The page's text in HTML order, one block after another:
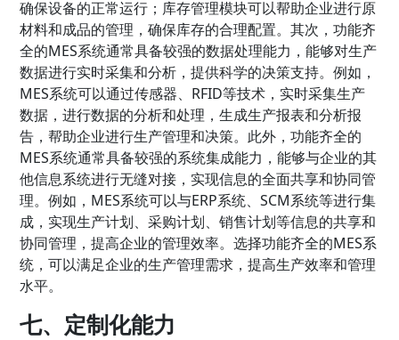
确保设备的正常运行；库存管理模块可以帮助企业进行原
材料和成品的管理，确保库存的合理配置。其次，功能齐
全的MES系统通常具备较强的数据处理能力，能够对生产
数据进行实时采集和分析，提供科学的决策支持。例如，
MES系统可以通过传感器、RFID等技术，实时采集生产
数据，进行数据的分析和处理，生成生产报表和分析报
告，帮助企业进行生产管理和决策。此外，功能齐全的
MES系统通常具备较强的系统集成能力，能够与企业的其
他信息系统进行无缝对接，实现信息的全面共享和协同管
理。例如，MES系统可以与ERP系统、SCM系统等进行集
成，实现生产计划、采购计划、销售计划等信息的共享和
协同管理，提高企业的管理效率。选择功能齐全的MES系
统，可以满足企业的生产管理需求，提高生产效率和管理
水平。
七、定制化能力